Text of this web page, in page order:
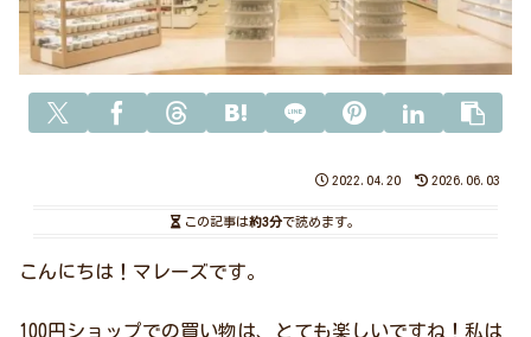
2022.04.20 2026.06.03
この記事は約3分で読めます。
こんにちは！マレーズです。
100円ショップでの買い物は、とても楽しいですね！私は